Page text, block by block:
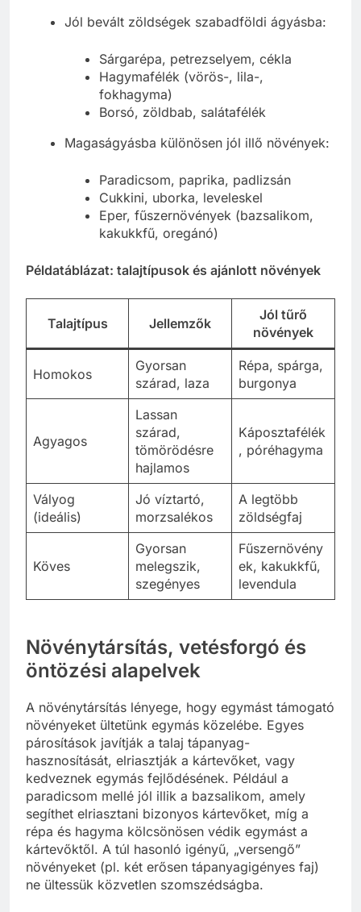
Jól bevált zöldségek szabadföldi ágyásba:
Sárgarépa, petrezselyem, cékla
Hagymafélék (vörös-, lila-,
fokhagyma)
Borsó, zöldbab, salátafélék
Magaságyásba különösen jól illő növények:
Paradicsom, paprika, padlizsán
Cukkini, uborka, leveleskel
Eper, fűszernövények (bazsalikom,
kakukkfű, oregánó)
Példatáblázat: talajtípusok és ajánlott növények
Talajtípus Jellemzők
Jól tűrő
növények
Homokos
Gyorsan
szárad, laza
Répa, spárga,
burgonya
Agyagos
Lassan
szárad,
tömörödésre
hajlamos
Káposztafélék
, póréhagyma
Vályog
(ideális)
Jó víztartó,
morzsalékos
A legtöbb
zöldségfaj
Köves
Gyorsan
melegszik,
szegényes
Fűszernövény
ek, kakukkfű,
levendula
Növénytársítás, vetésforgó és
öntözési alapelvek
A növénytársítás lényege, hogy egymást támogató
növényeket ültetünk egymás közelébe. Egyes
párosítások javítják a talaj tápanyag-
hasznosítását, elriasztják a kártevőket, vagy
kedveznek egymás fejlődésének. Például a
paradicsom mellé jól illik a bazsalikom, amely
segíthet elriasztani bizonyos kártevőket, míg a
répa és hagyma kölcsönösen védik egymást a
kártevőktől. A túl hasonló igényű, „versengő”
növényeket (pl. két erősen tápanyagigényes faj)
ne ültessük közvetlen szomszédságba.